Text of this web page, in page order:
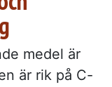
medel är
är rik på C-